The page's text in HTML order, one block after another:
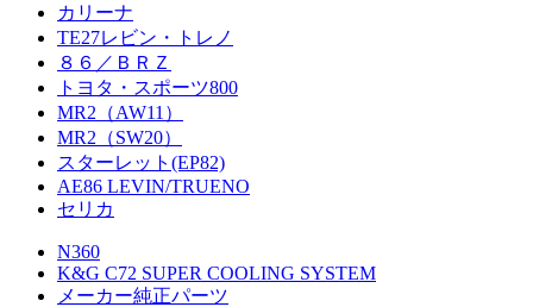
カリーナ
TE27レビン・トレノ
８６／ＢＲＺ
トヨタ・スポーツ800
MR2（AW11）
MR2（SW20）
スターレット(EP82)
AE86 LEVIN/TRUENO
セリカ
N360
K&G C72 SUPER COOLING SYSTEM
メーカー純正パーツ